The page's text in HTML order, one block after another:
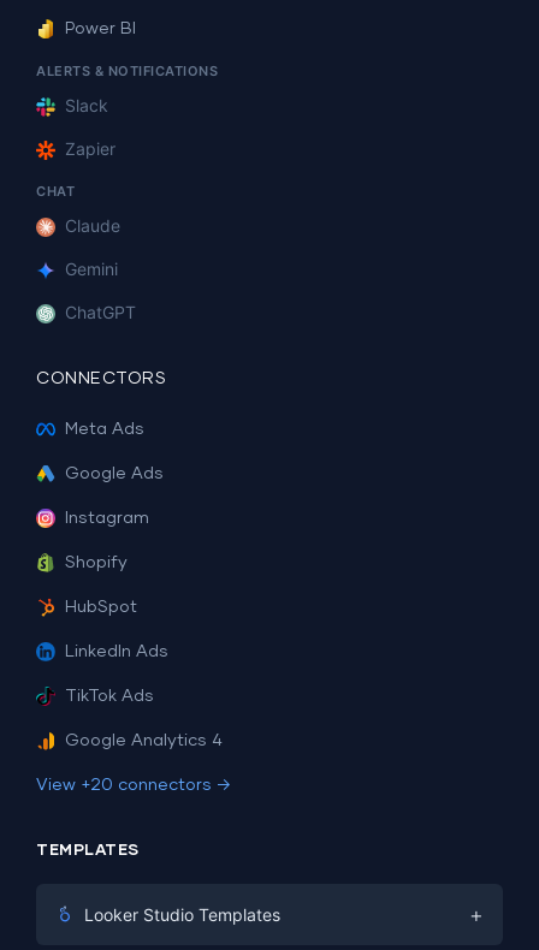
Power BI
ALERTS & NOTIFICATIONS
Slack
Zapier
CHAT
Claude
Gemini
ChatGPT
CONNECTORS
Meta Ads
Google Ads
Instagram
Shopify
HubSpot
LinkedIn Ads
TikTok Ads
Google Analytics 4
View +20 connectors →
TEMPLATES
Looker Studio Templates +